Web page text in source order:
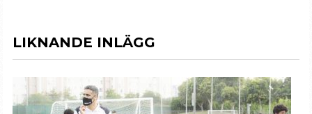
LIKNANDE INLÄGG